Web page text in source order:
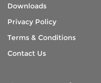
Downloads
Privacy Policy
Terms & Conditions
Contact Us